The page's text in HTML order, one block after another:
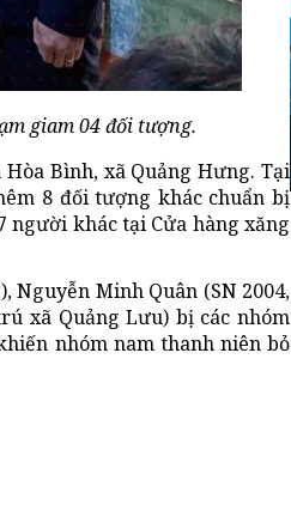
giam 04 đối tượng.
Bình, xã Quảng Hưng. Tại
8 đối tượng khác chuẩn bị
người khác tại Cửa hàng xăng
Nguyễn Minh Quân (SN 2004,
xã Quảng Lưu) bị các nhóm
nhóm nam thanh niên bỏ